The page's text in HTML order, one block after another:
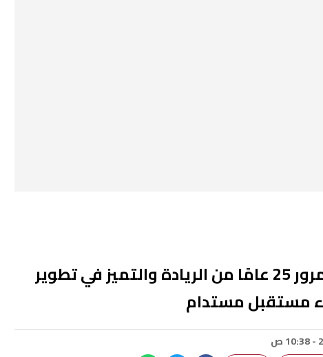
ناتجاس تحتفل بـمرور 25 عامًا من الريادة والتميز في تطوير
مستقبل مستدام